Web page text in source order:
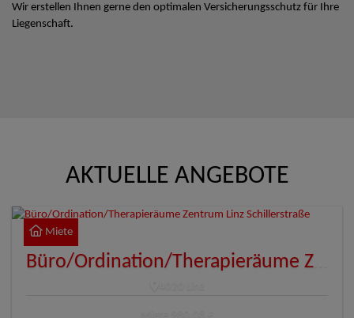
Wir erstellen Ihnen gerne den optimalen Versicherungsschutz für Ihre
Liegenschaft.
AKTUELLE ANGEBOTE
Miete